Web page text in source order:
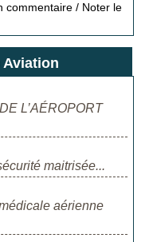
commentaire / Noter le
Aviation
L’AÉROPORT
maitrisée...
aérienne